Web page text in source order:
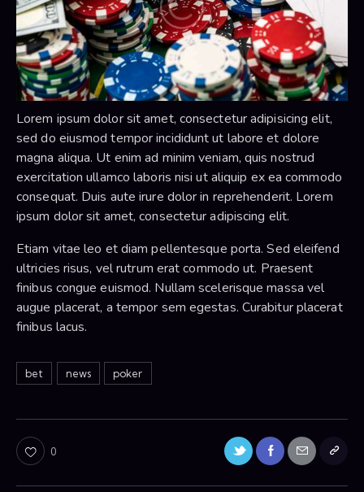
Lorem ipsum dolor sit amet, consectetur adipisicing elit,
sed do eiusmod tempor incididunt ut labore et dolore
magna aliqua. Ut enim ad minim veniam, quis nostrud
exercitation ullamco laboris nisi ut aliquip ex ea commodo
consequat. Duis aute irure dolor in reprehenderit. Lorem
ipsum dolor sit amet, consectetur adipiscing elit.
Etiam vitae leo et diam pellentesque porta. Sed eleifend
ultricies risus, vel rutrum erat commodo ut. Praesent
finibus congue euismod. Nullam scelerisque massa vel
augue placerat, a tempor sem egestas. Curabitur placerat
finibus lacus.
bet news poker
0